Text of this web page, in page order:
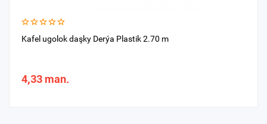
Kafel ugolok daşky Derýa Plastik 2.70 m
4,33 man.